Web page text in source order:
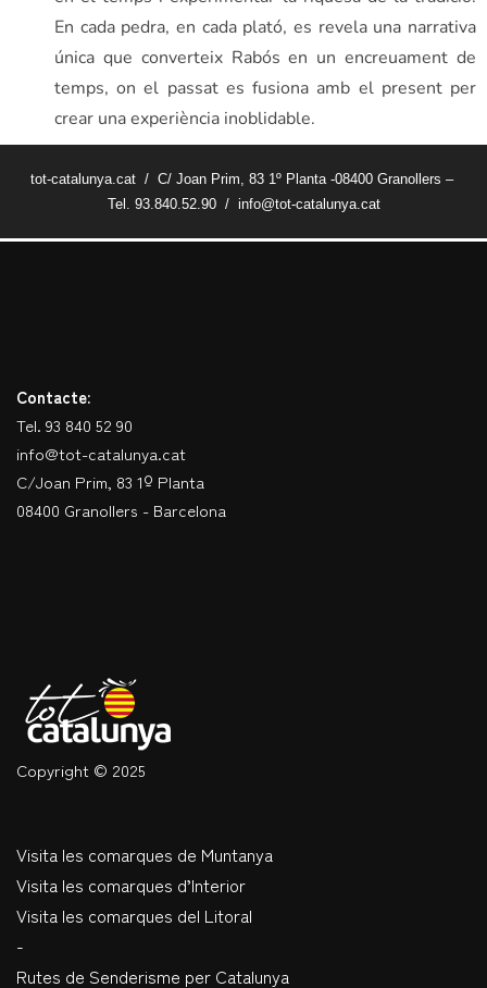
En cada pedra, en cada plató, es revela una narrativa
única que converteix Rabós en un encreuament de
temps, on el passat es fusiona amb el present per
crear una experiència inoblidable.
tot-catalunya.cat / C/ Joan Prim, 83 1º Planta -08400 Granollers –
Tel. 93.840.52.90 / info@tot-catalunya.cat
Contacte:
Tel. 93 840 52 90
info@tot-catalunya.cat
C/Joan Prim, 83 1º Planta
08400 Granollers - Barcelona
Copyright © 2025
Visita les comarques de Muntanya
Visita les comarques d’Interior
Visita les comarques del Litoral
-
Rutes de Senderisme per Catalunya